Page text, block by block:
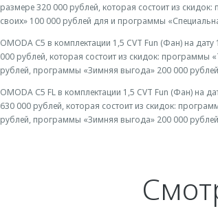
размере 320 000 рублей, которая состоит из
своих» 100 000 рублей для и программы
OMODA С5 в комплектации 1,5 CVT Fun (Фан) на
000 рублей, которая состоит из скидок:
рублей, программы «Зимняя выгода» 200 000
OMODA С5 FL в комплектации 1,5 CVT Fun (Фан) на
630 000 рублей, которая состоит из скидок:
рублей, программы «Зимняя выгода» 200 000